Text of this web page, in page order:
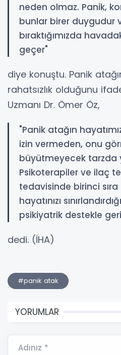
neden olmaz. Panik,
bunlar birer duygudur
bıraktığımızda
geçer"
diye konuştu. Panik
rahatsızlık olduğunu
Uzmanı Dr. Ömer Öz,
"Panik atağın
izin vermeden, onu
büyütmeyecek tarzda
Psikoterapiler ve ilaç
tedavisinde birinci
hayatınızı
psikiyatrik destekle
dedi. (İHA)
#panik atak
YORUMLAR
Adınız *